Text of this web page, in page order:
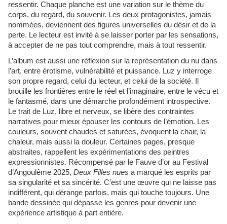
ressentir. Chaque planche est une variation sur le thème du
corps, du regard, du souvenir. Les deux protagonistes, jamais
nommées, deviennent des figures universelles du désir et de la
perte. Le lecteur est invité à se laisser porter par les sensations,
à accepter de ne pas tout comprendre, mais à tout ressentir.
L’album est aussi une réflexion sur la représentation du nu dans
l’art, entre érotisme, vulnérabilité et puissance. Luz y interroge
son propre regard, celui du lecteur, et celui de la société. Il
brouille les frontières entre le réel et l’imaginaire, entre le vécu et
le fantasmé, dans une démarche profondément introspective.
Le trait de Luz, libre et nerveux, se libère des contraintes
narratives pour mieux épouser les contours de l’émotion. Les
couleurs, souvent chaudes et saturées, évoquent la chair, la
chaleur, mais aussi la douleur. Certaines pages, presque
abstraites, rappellent les expérimentations des peintres
expressionnistes. Récompensé par le Fauve d’or au Festival
d’Angoulême 2025, Deux Filles nues a marqué les esprits par
sa singularité et sa sincérité. C’est une œuvre qui ne laisse pas
indifférent, qui dérange parfois, mais qui touche toujours. Une
bande dessinée qui dépasse les genres pour devenir une
expérience artistique à part entière.